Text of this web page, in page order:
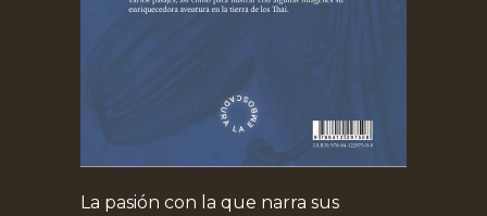
La pasión con la que narra sus